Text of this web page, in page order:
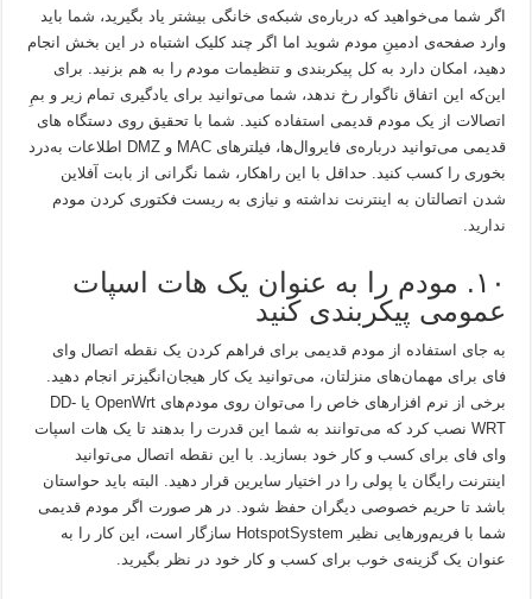
اگر شما می‌خواهید که درباره‌ی شبکه‌ی خانگی بیشتر یاد بگیرید، شما باید
وارد صفحه‌ی ادمینِ مودم شوید اما اگر چند کلیک اشتباه در این بخش انجام
دهید، امکان دارد به کل پیکربندی و تنظیمات مودم را به هم بزنید. برای
این‌که این اتفاق ناگوار رخ ندهد، شما می‌توانید برای یادگیری تمام زیر و بمِ
اتصالات از یک مودم قدیمی استفاده کنید. شما با تحقیق روی دستگاه های
قدیمی می‌توانید درباره‌ی فایروال‌ها، فیلترهای MAC و DMZ اطلاعات به‌درد
بخوری را کسب کنید. حداقل با این راهکار، شما نگرانی از بابت آفلاین
شدن اتصالتان به اینترنت نداشته و نیازی به ریست فکتوری کردن مودم
ندارید.
۱۰. مودم را به عنوان یک هات‌ اسپات
عمومی پیکربندی کنید
به جای استفاده از مودم قدیمی برای فراهم کردن یک نقطه اتصال وای
فای برای مهمان‌های منزلتان، می‌توانید یک کار هیجان‌انگیزتر انجام دهید.
برخی از نرم افزارهای خاص را می‌توان روی مودم‌های OpenWrt یا DD-
WRT نصب کرد که می‌توانند به شما این قدرت را بدهند تا یک هات اسپات
وای فای برای کسب و کار خود بسازید. با این نقطه اتصال می‌توانید
اینترنت رایگان یا پولی را در اختیار سایرین قرار دهید. البته باید حواستان
باشد تا حریم خصوصی دیگران حفظ شود. در هر صورت اگر مودم قدیمی
شما با فریم‌ورهایی نظیر HotspotSystem سازگار است، این کار را به
عنوان یک گزینه‌ی خوب برای کسب و کار خود در نظر بگیرید.